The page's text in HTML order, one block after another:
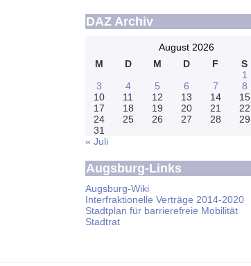
DAZ Archiv
August 2026
M
D M D F S
1
3
4 5 6 7 8
10
11 12 13 14 15
17
18 19 20 21 22
24
25 26 27 28 29
31
« Juli
Augsburg-Links
Augsburg-Wiki
Interfraktionelle Verträge 2014-2020
Stadtplan für barrierefreie Mobilität
Stadtrat